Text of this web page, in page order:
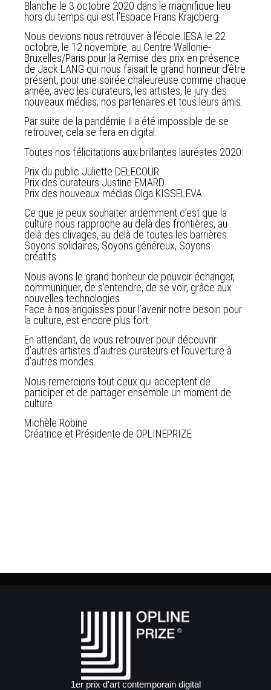
Blanche le 3 octobre 2020 dans le magnifique lieu
hors du temps qui est l’Espace Frans Krajcberg.
Nous devions nous retrouver à l’école IESA le 22
octobre, le 12 novembre, au Centre Wallonie-
Bruxelles/Paris pour la Remise des prix en présence
de Jack LANG qui nous faisait le grand honneur d’être
présent, pour une soirée chaleureuse comme chaque
année, avec les curateurs, les artistes, le jury des
nouveaux médias, nos partenaires et tous leurs amis.
Par suite de la pandémie il a été impossible de se
retrouver, cela se fera en digital.
Toutes nos félicitations aux brillantes lauréates 2020:
Prix du public Juliette DELECOUR
Prix des curateurs Justine EMARD
Prix des nouveaux médias Olga KISSELEVA
Ce que je peux souhaiter ardemment c’est que la
culture nous rapproche au delà des frontières, au
delà des clivages, au delà de toutes les barrières.
Soyons solidaires, Soyons généreux, Soyons
créatifs.
Nous avons le grand bonheur de pouvoir échanger,
communiquer, de s’entendre, de se voir, grâce aux
nouvelles technologies
Face à nos angoisses pour l’avenir notre besoin pour
la culture, est encore plus fort.
En attendant, de vous retrouver pour découvrir
d’autres artistes d’autres curateurs et l’ouverture à
d’autres mondes.
Nous remercions tout ceux qui acceptent de
participer et de partager ensemble un moment de
culture
Michèle Robine
Créatrice et Présidente de OPLINEPRIZE
1er prix d'art contemporain digital